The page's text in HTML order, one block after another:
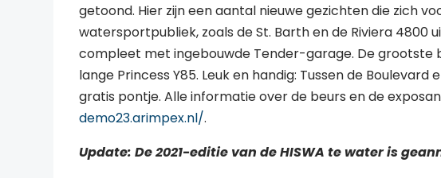
getoond. Hier zijn een aantal nieuwe gezichten die zich
watersportpubliek, zoals de St. Barth en de Riviera 4800
compleet met ingebouwde Tender-garage. De grootste
lange Princess Y85. Leuk en handig: Tussen de
gratis pontje. Alle informatie over de beurs en de
demo23.arimpex.nl/.
Update: De 2021-editie van de HISWA te water is